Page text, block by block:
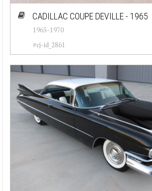
CADILLAC COUPE DEVILLE - 1965
1965-1970
#cj-id_2861